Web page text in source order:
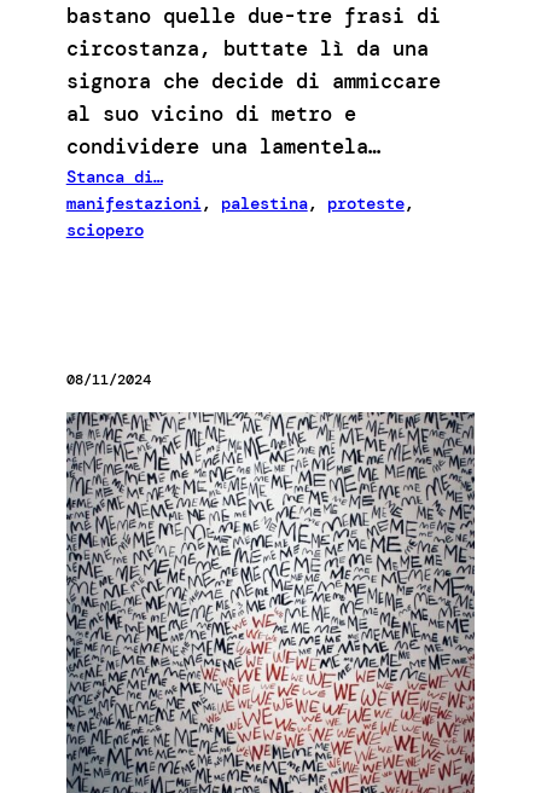
bastano quelle due-tre frasi di
circostanza, buttate lì da una
signora che decide di ammiccare
al suo vicino di metro e
condividere una lamentela…
Stanca di…
manifestazioni, palestina, proteste
sciopero
08/11/2024